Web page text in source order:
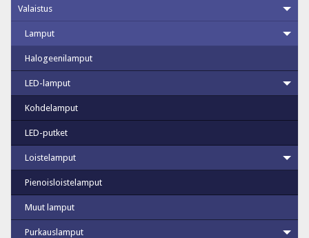
Valaistus
Lamput
Halogeenilamput
LED-lamput
Kohdelamput
LED-putket
Loistelamput
Pienoisloistelamput
Muut lamput
Purkauslamput